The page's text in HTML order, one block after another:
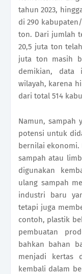
tahun 2023,
di 290
ton. Dari jumlah
20,5 juta ton
juta ton masih
demikian, data
wilayah, karena
dari total 514
Namun, sampah
potensi untuk
bernilai ekonomi.
sampah atau
digunakan
ulang sampah
industri baru
tetapi juga
contoh, plastik
pembuatan
bahkan bahan
menjadi kertas
kembali dalam